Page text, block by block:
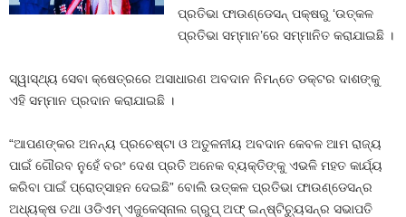
ପ୍ରତିଭା ଫାଉଣ୍ଡେସନ୍ ପକ୍ଷରୁ ‘ଉତ୍କଳ
ପ୍ରତିଭା ସମ୍ମାନ’ରେ ସମ୍ମାନିତ କରାଯାଇଛି ।
ସ୍ୱାସ୍ଥ୍ୟ ସେବା କ୍ଷେତ୍ରରେ ଅସାଧାରଣ ଅବଦାନ ନିମନ୍ତେ ଡକ୍ଟର ଦାଶଙ୍କୁ
ଏହି ସମ୍ମାନ ପ୍ରଦାନ କରାଯାଇଛି ।
“ଆପଣଙ୍କର ଅନନ୍ୟ ପ୍ରଚେଷ୍ଟା ଓ ଅତୁଳନୀୟ ଅବଦାନ କେବଳ ଆମ ରାଜ୍ୟ
ପାଇଁ ଗୌରବ ନୁହେଁ ବରଂ ଦେଶ ପ୍ରତି ଅନେକ ବ୍ୟକ୍ତିଙ୍କୁ ଏଭଳି ମହତ କାର୍ଯ୍ୟ
କରିବା ପାଇଁ ପ୍ରୋତ୍ସାହନ ଦେଇଛି” ବୋଲି ଉତ୍କଳ ପ୍ରତିଭା ଫାଉଣ୍ଡେସନ୍‌ର
ଅଧ୍ୟକ୍ଷ ତଥା ଓଡିଏମ୍ ଏଜୁକେସ୍‌ନାଲ ଗ୍ରୁପ୍ ଅଫ୍ ଇନ୍‌ଷ୍ଟିଚ୍ୟୁସନ୍‌ର ସଭାପତି